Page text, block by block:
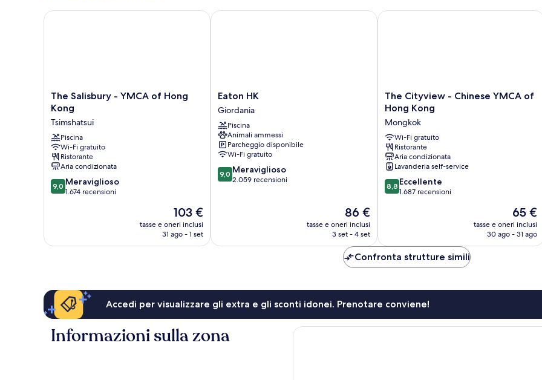
The
Salisbury
YMCA
of
Hong
Kong
Tsimshatsui
The Salisbury - YMCA of Hong
Kong
Tsimshatsui
Piscina
Wi-Fi gratuito
Ristorante
Aria condizionata
9.0
su
9,0 Meraviglioso
1.674 recensioni
Il
prezzo
attuale
103 €
tasse e oneri inclusi
31 ago - 1 set
The Salisbury - YMCA of Hong Kong
Eaton
HK
Giordania
Eaton HK
Giordania
Piscina
Animali ammessi
Parcheggio disponibile
Wi-Fi gratuito
9.0
su
9,0 Meraviglioso
2.059 recensioni
Il
prezzo
attuale
86 €
86 €
tasse e oneri inclusi
3 set - 4 set
Eaton HK
The
Cityview
Chinese
YMCA
of
Hong
Kong
Mongkok
The Cityview - Chinese YMCA of
Hong Kong
Mongkok
Wi-Fi gratuito
Ristorante
Aria condizionata
Lavanderia self-service
8.8
su
8,8 Eccellente
1.687 recensioni
Il
prezzo
attuale
65 €
tasse e oneri inclusi
30 ago - 31 ago
The Cityview - Chinese YMCA of
Confronta strutture simili
Accedi per visualizzare gli extra e gli sconti idonei. Prenotare conviene!
Informazioni sulla zona